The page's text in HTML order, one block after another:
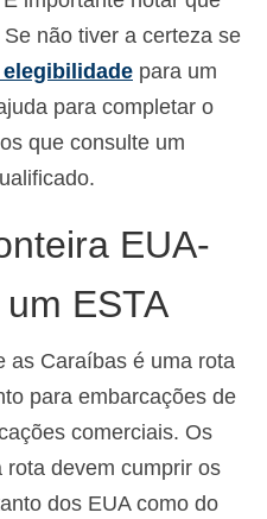
não tiver a certeza se
para um
para completar o
que consulte um
EUA-
ESTA
as Caraíbas é uma rota
para embarcações de
comerciais. Os
rota devem cumprir os
dos EUA como do